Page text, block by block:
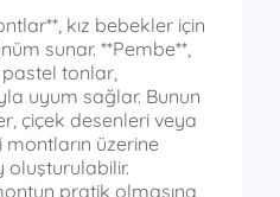
kız bebekler için
sunar. **Pembe**,
tonlar,
uyum sağlar. Bunun
çiçek desenleri veya
üzerine
oluşturulabilir.
pratik olmasına